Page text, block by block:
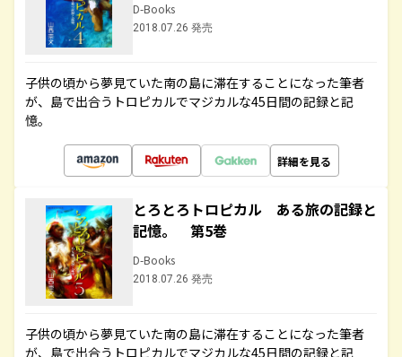
D-Books
2018.07.26 発売
子供の頃から夢見ていた南の島に滞在することになった筆者
が、島で出合うトロピカルでマジカルな45日間の記録と記
憶。
詳細を見る
とろとろトロピカル ある旅の記録と
記憶。 第5巻
D-Books
2018.07.26 発売
子供の頃から夢見ていた南の島に滞在することになった筆者
が、島で出合うトロピカルでマジカルな45日間の記録と記